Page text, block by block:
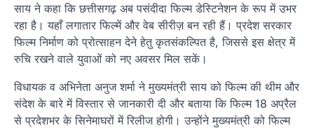
साय ने कहा कि छत्तीसगढ़ अब पसंदीदा फिल्म डेस्टिनेशन के रूप में उभर
रहा है। यहाँ लगातार फिल्में और वेब सीरीज़ बन रही हैं। प्रदेश सरकार
फिल्म निर्माण को प्रोत्साहन देने हेतु कृतसंकल्पित है, जिससे इस क्षेत्र में
रुचि रखने वाले युवाओं को नए अवसर मिल सकें।
विधायक व अभिनेता अनुज शर्मा ने मुख्यमंत्री साय को फिल्म की थीम और
संदेश के बारे में विस्तार से जानकारी दी और बताया कि फिल्म 18 अप्रैल
से प्रदेशभर के सिनेमाघरों में रिलीज होगी। उन्होंने मुख्यमंत्री को फिल्म